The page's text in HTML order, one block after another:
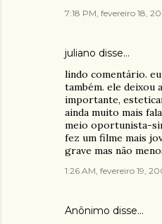
7:18 PM, fevereiro 18,
juliano disse…
lindo comentário.
também. ele deixou
importante,
ainda muito mais
meio oportunista-
fez um filme mais
grave mas não
1:26 AM, fevereiro 19,
Anônimo disse…